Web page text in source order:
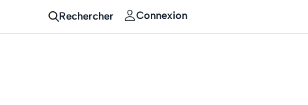
Rechercher Connexion